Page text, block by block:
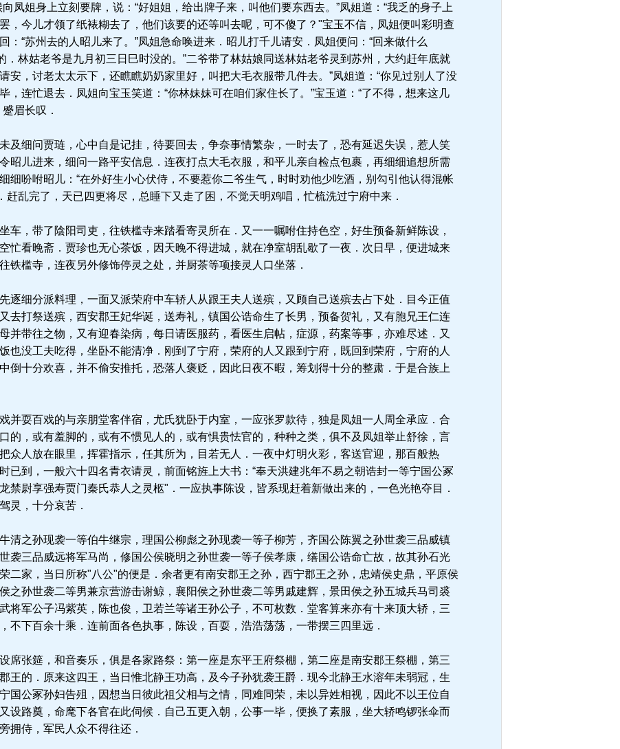
凤姐身上立刻要牌，说：“好姐姐，给出牌子来，叫他们要东西去。”凤姐道：“我乏的身子上
，今儿才领了纸裱糊去了，他们该要的还等叫去呢，可不傻了？"宝玉不信，凤姐便叫彩明查
：“苏州去的人昭儿来了。”凤姐急命唤进来．昭儿打千儿请安．凤姐便问：“回来做什么
．林姑老爷是九月初三日巳时没的。”二爷带了林姑娘同送林姑老爷灵到苏州，大约赶年底就
安，讨老太太示下，还瞧瞧奶奶家里好，叫把大毛衣服带几件去。”凤姐道：“你见过别人了没
，连忙退去．凤姐向宝玉笑道：“你林妹妹可在咱们家住长了。”宝玉道：“了不得，想来这几
眉长叹．
及细问贾琏，心中自是记挂，待要回去，争奈事情繁杂，一时去了，恐有延迟失误，惹人笑
昭儿进来，细问一路平安信息．连夜打点大毛衣服，和平儿亲自检点包裹，再细细追想所需
细吩咐昭儿：“在外好生小心伏侍，不要惹你二爷生气，时时劝他少吃酒，别勾引他认得混帐
赶乱完了，天已四更将尽，总睡下又走了困，不觉天明鸡唱，忙梳洗过宁府中来．
车，带了陰阳司吏，往铁槛寺来踏看寄灵所在．又一一嘱咐住持色空，好生预备新鲜陈设，
忙看晚斋．贾珍也无心茶饭，因天晚不得进城，就在净室胡乱歇了一夜．次日早，便进城来
铁槛寺，连夜另外修饰停灵之处，并厨茶等项接灵人口坐落．
逐细分派料理，一面又派荣府中车轿人从跟王夫人送殡，又顾自己送殡去占下处．目今正值
去打祭送殡，西安郡王妃华诞，送寿礼，镇国公诰命生了长男，预备贺礼，又有胞兄王仁连
并带往之物，又有迎春染病，每日请医服药，看医生启帖，症源，药案等事，亦难尽述．又
也没工夫吃得，坐卧不能清净．刚到了宁府，荣府的人又跟到宁府，既回到荣府，宁府的人
倒十分欢喜，并不偷安推托，恐落人褒贬，因此日夜不暇，筹划得十分的整肃．于是合族上
并耍百戏的与亲朋堂客伴宿，尤氏犹卧于内室，一应张罗款待，独是凤姐一人周全承应．合
的，或有羞脚的，或有不惯见人的，或有惧贵怯官的，种种之类，俱不及凤姐举止舒徐，言
众人放在眼里，挥霍指示，任其所为，目若无人．一夜中灯明火彩，客送官迎，那百般热
已到，一般六十四名青衣请灵，前面铭旌上大书：“奉天洪建兆年不易之朝诰封一等宁国公冢
禁尉享强寿贾门秦氏恭人之灵柩"．一应执事陈设，皆系现赶着新做出来的，一色光艳夺目．
灵，十分哀苦．
清之孙现袭一等伯牛继宗，理国公柳彪之孙现袭一等子柳芳，齐国公陈翼之孙世袭三品威镇
袭三品威远将军马尚，修国公侯晓明之孙世袭一等子侯孝康，缮国公诰命亡故，故其孙石光
二家，当日所称"八公"的便是．余者更有南安郡王之孙，西宁郡王之孙，忠靖侯史鼎，平原侯
之孙世袭二等男兼京营游击谢鲸，襄阳侯之孙世袭二等男戚建辉，景田侯之孙五城兵马司裘
将军公子冯紫英，陈也俊，卫若兰等诸王孙公子，不可枚数．堂客算来亦有十来顶大轿，三
不下百余十乘．连前面各色执事，陈设，百耍，浩浩荡荡，一带摆三四里远．
席张筵，和音奏乐，俱是各家路祭：第一座是东平王府祭棚，第二座是南安郡王祭棚，第三
王的．原来这四王，当日惟北静王功高，及今子孙犹袭王爵．现今北静王水溶年未弱冠，生
国公冢孙妇告殂，因想当日彼此祖父相与之情，同难同荣，未以异姓相视，因此不以王位自
设路奠，命麾下各官在此伺候．自己五更入朝，公事一毕，便换了素服，坐大轿鸣锣张伞而
拥侍，军民人众不得往还．